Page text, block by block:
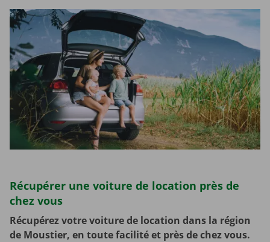
Récupérer une voiture de location près de
chez vous
Récupérez votre voiture de location dans la région
de Moustier, en toute facilité et près de chez vous.